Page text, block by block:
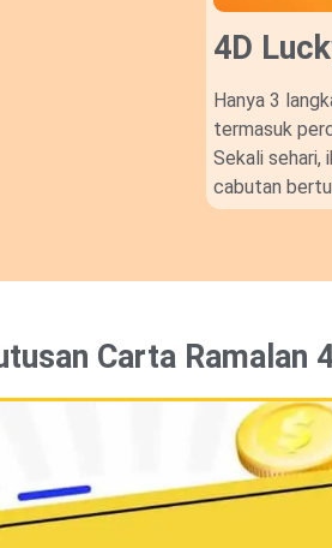
4D
Hanya 3
termasuk
Sekali sehari,
cabutan
Carta Ramalan